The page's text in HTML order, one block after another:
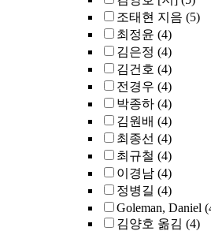
조태현 지음 (5)
최정윤 (4)
김은정 (4)
김건호 (4)
전경우 (4)
박종하 (4)
김원배 (4)
최종선 (4)
최규철 (4)
이경남 (4)
정병길 (4)
Goleman, Daniel
김양호 옮김 (4)